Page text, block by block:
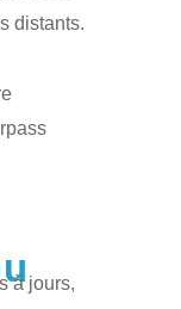
distants.
à jours,